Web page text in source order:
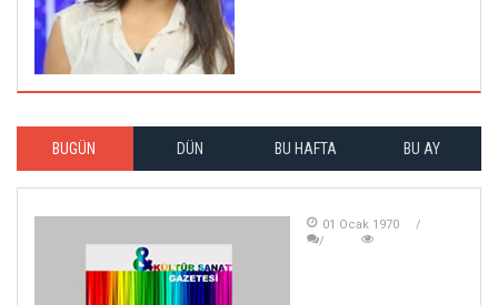
BUGÜN DÜN BU HAFTA BU AY
01 Ocak 1970